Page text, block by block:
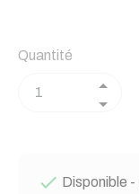
Quantité
 Disponible -